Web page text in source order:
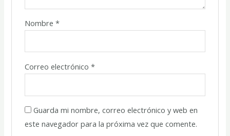
Nombre *
Correo electrónico *
Guarda mi nombre, correo electrónico y web en
este navegador para la próxima vez que comente.